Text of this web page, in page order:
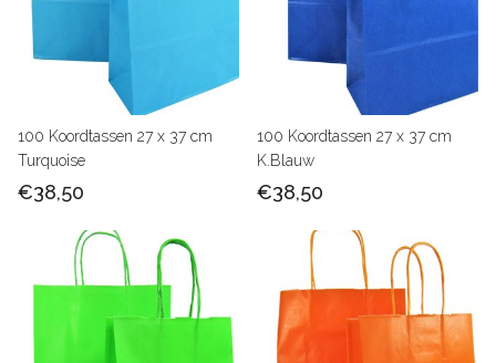
100 Koordtassen 27 x 37 cm
Turquoise
€38,50
100 Koordtassen 27 x 37 cm
K.Blauw
€38,50